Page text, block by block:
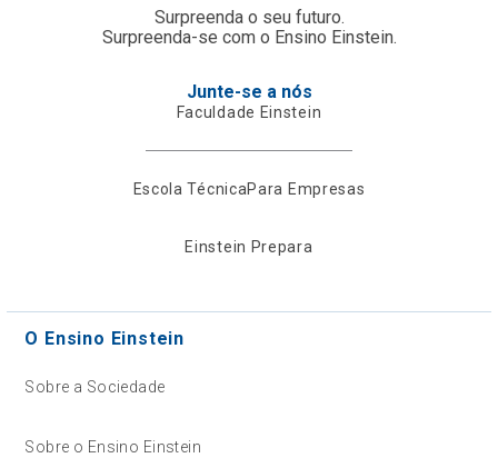
Surpreenda o seu futuro.
Surpreenda-se com o Ensino Einstein.
Junte-se a nós
Faculdade Einstein
Escola TécnicaPara Empresas
Einstein Prepara
O Ensino Einstein
Sobre a Sociedade
Sobre o Ensino Einstein